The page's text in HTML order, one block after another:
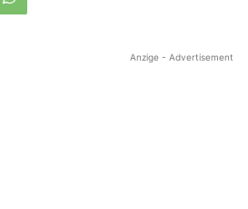
Anzige - Advertisement